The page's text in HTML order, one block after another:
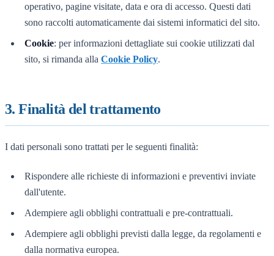
operativo, pagine visitate, data e ora di accesso. Questi dati
sono raccolti automaticamente dai sistemi informatici del sito.
Cookie: per informazioni dettagliate sui cookie utilizzati dal
sito, si rimanda alla Cookie Policy.
3. Finalità del trattamento
I dati personali sono trattati per le seguenti finalità:
Rispondere alle richieste di informazioni e preventivi inviate
dall'utente.
Adempiere agli obblighi contrattuali e pre-contrattuali.
Adempiere agli obblighi previsti dalla legge, da regolamenti e
dalla normativa europea.